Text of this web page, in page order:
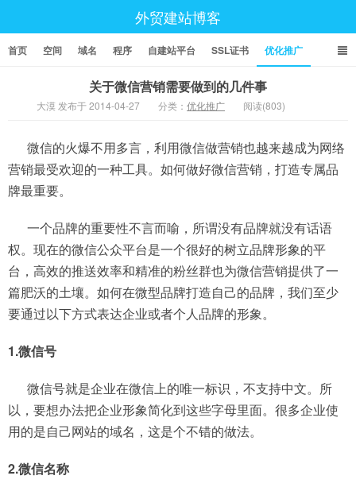
外贸建站博客
首页 空间 域名 程序 自建站平台 SSL证书 优化推广
关于微信营销需要做到的几件事
大漠 发布于 2014-04-27 分类： 优化推广 阅读(803)
微信的火爆不用多言，利用微信做营销也越来越成为网络
营销最受欢迎的一种工具。如何做好微信营销，打造专属品
牌最重要。
一个品牌的重要性不言而喻，所谓没有品牌就没有话语
权。现在的微信公众平台是一个很好的树立品牌形象的平
台，高效的推送效率和精准的粉丝群也为微信营销提供了一
篇肥沃的土壤。如何在微型品牌打造自己的品牌，我们至少
要通过以下方式表达企业或者个人品牌的形象。
1.微信号
微信号就是企业在微信上的唯一标识，不支持中文。所
以，要想办法把企业形象简化到这些字母里面。很多企业使
用的是自己网站的域名，这是个不错的做法。
2.微信名称